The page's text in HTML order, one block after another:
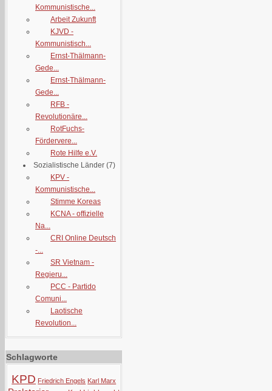
Kommunistische...
Arbeit Zukunft
KJVD -
Kommunistisch...
Ernst-Thälmann-
Gede...
Ernst-Thälmann-
Gede...
RFB -
Revolutionäre...
RotFuchs-
Fördervere...
Rote Hilfe e.V.
Sozialistische Länder (7)
KPV -
Kommunistische...
Stimme Koreas
KCNA - offizielle
Na...
CRI Online Deutsch
-...
SR Vietnam -
Regieru...
PCC - Partido
Comuni...
Laotische
Revolution...
Schlagworte
KPD Friedrich Engels Karl Marx